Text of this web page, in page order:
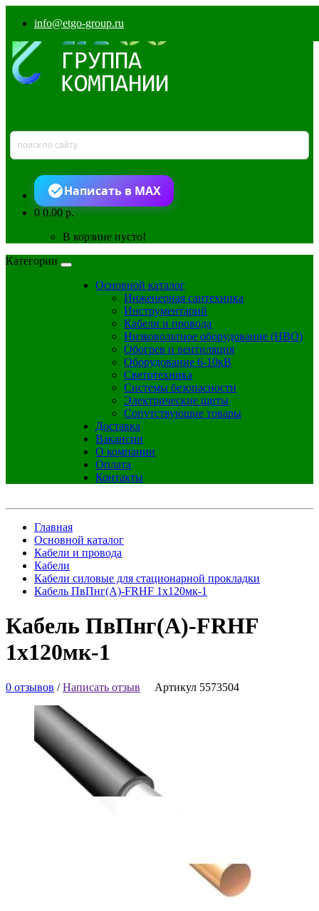
info@etgo-group.ru
Написать в MAX
00.00 р.
В корзине пусто!
Категории
Основной каталог
Инженерная сантехника
Инструментарий
Кабели и провода
Низковольтное оборудование (НВО)
Обогрев и вентиляция
Оборудование 6-10кВ
Светотехника
Системы безопасности
Электрические щиты
Сопутствующие товары
Доставка
Вакансии
О компании
Оплата
Контакты
Главная
Основной каталог
Кабели и провода
Кабели
Кабели силовые для стационарной прокладки
Кабель ПвПнг(A)-FRHF 1х120мк-1
Кабель ПвПнг(A)-FRHF
1х120мк-1
0 отзывов /Написать отзыв Артикул 5573504